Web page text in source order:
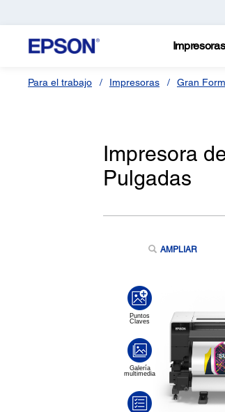
Impresoras
Para el trabajo Impresoras Gran
Impresora
Pulgadas
AMPLIAR